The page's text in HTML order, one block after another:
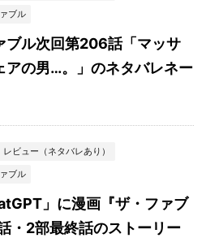
ブル
ブル次回第206話「マッサ
アの男…。」のネタバレネー
ビュー（ネタバレあり）
ブル
」に漫画『ザ・ファブ
・2部最終話のストーリー